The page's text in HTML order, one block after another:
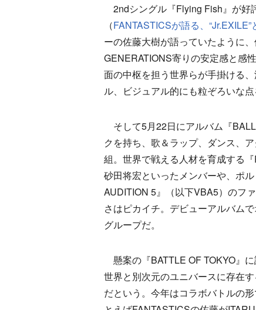
2ndシングル『Flying Fish』が好
（FANTASTICSが語る、
ーの佐藤大樹が語っていたように
GENERATIONS寄りの安定感と感
面の中枢を担う世界らが手掛ける
ル、ビジュアル的にも粒ぞろいな
そして5月22日にアルバム『
クを持ち、歌＆ラップ、ダンス、
組。世界で戦える人材を育成する
砂田将宏といったメンバーや、ポ
AUDITION 5』（以下VBA5）のフ
さはピカイチ。デビューアルバム
グループだ。
懸案の『BATTLE OF TOKYO』
世界と別次元のユニバースに存在
だという。今年はコラボバトルの